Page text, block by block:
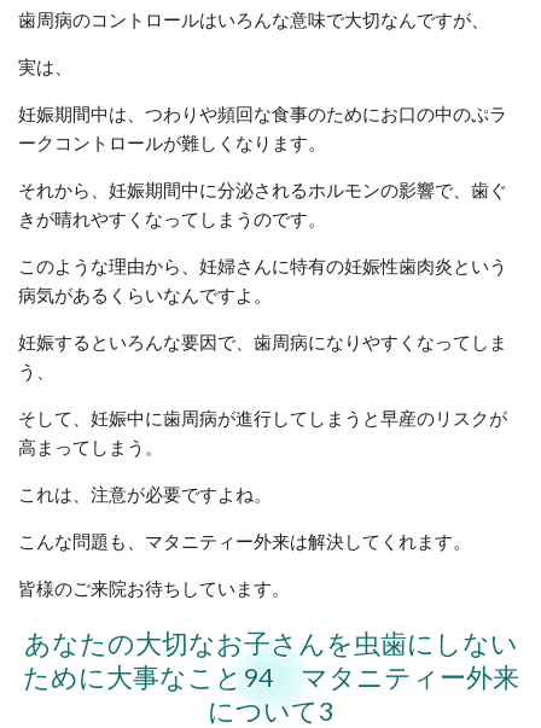
歯周病のコントロールはいろんな意味で大切なんですが、
実は、
妊娠期間中は、つわりや頻回な食事のためにお口の中のぷラ
ークコントロールが難しくなります。
それから、妊娠期間中に分泌されるホルモンの影響で、歯ぐ
きが晴れやすくなってしまうのです。
このような理由から、妊婦さんに特有の妊娠性歯肉炎という
病気があるくらいなんですよ。
妊娠するといろんな要因で、歯周病になりやすくなってしま
う、
そして、妊娠中に歯周病が進行してしまうと早産のリスクが
高まってしまう。
これは、注意が必要ですよね。
こんな問題も、マタニティー外来は解決してくれます。
皆様のご来院お待ちしています。
あなたの大切なお子さんを虫歯にしない
ために大事なこと94 マタニティー外来
について3